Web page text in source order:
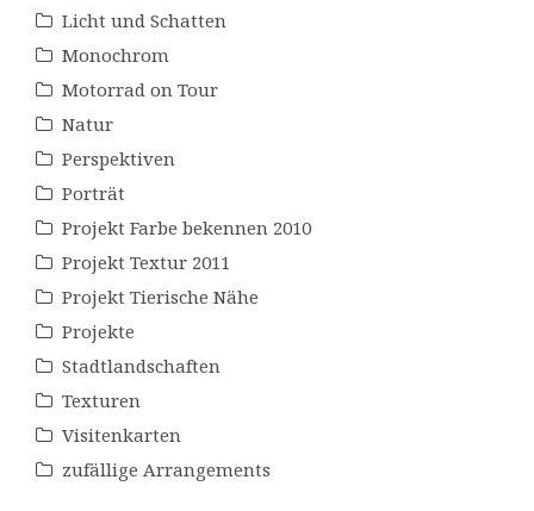
Licht und Schatten
Monochrom
Motorrad on Tour
Natur
Perspektiven
Porträt
Projekt Farbe bekennen 2010
Projekt Textur 2011
Projekt Tierische Nähe
Projekte
Stadtlandschaften
Texturen
Visitenkarten
zufällige Arrangements